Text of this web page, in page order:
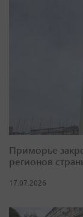
Приморье
регионов
17.07.2026